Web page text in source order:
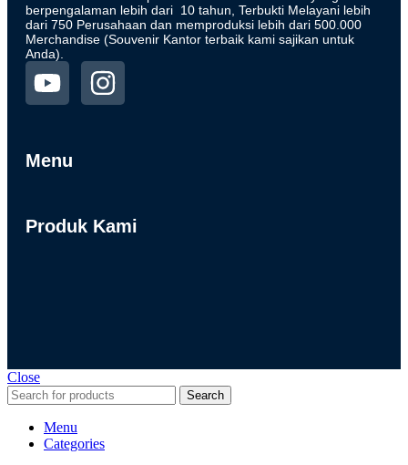
berpengalaman lebih dari 10 tahun, Terbukti Melayani lebih
dari 750 Perusahaan dan memproduksi lebih dari 500.000
Merchandise (Souvenir Kantor terbaik kami sajikan untuk
Anda).
Menu
Produk Kami
Close
Search
Menu
Categories